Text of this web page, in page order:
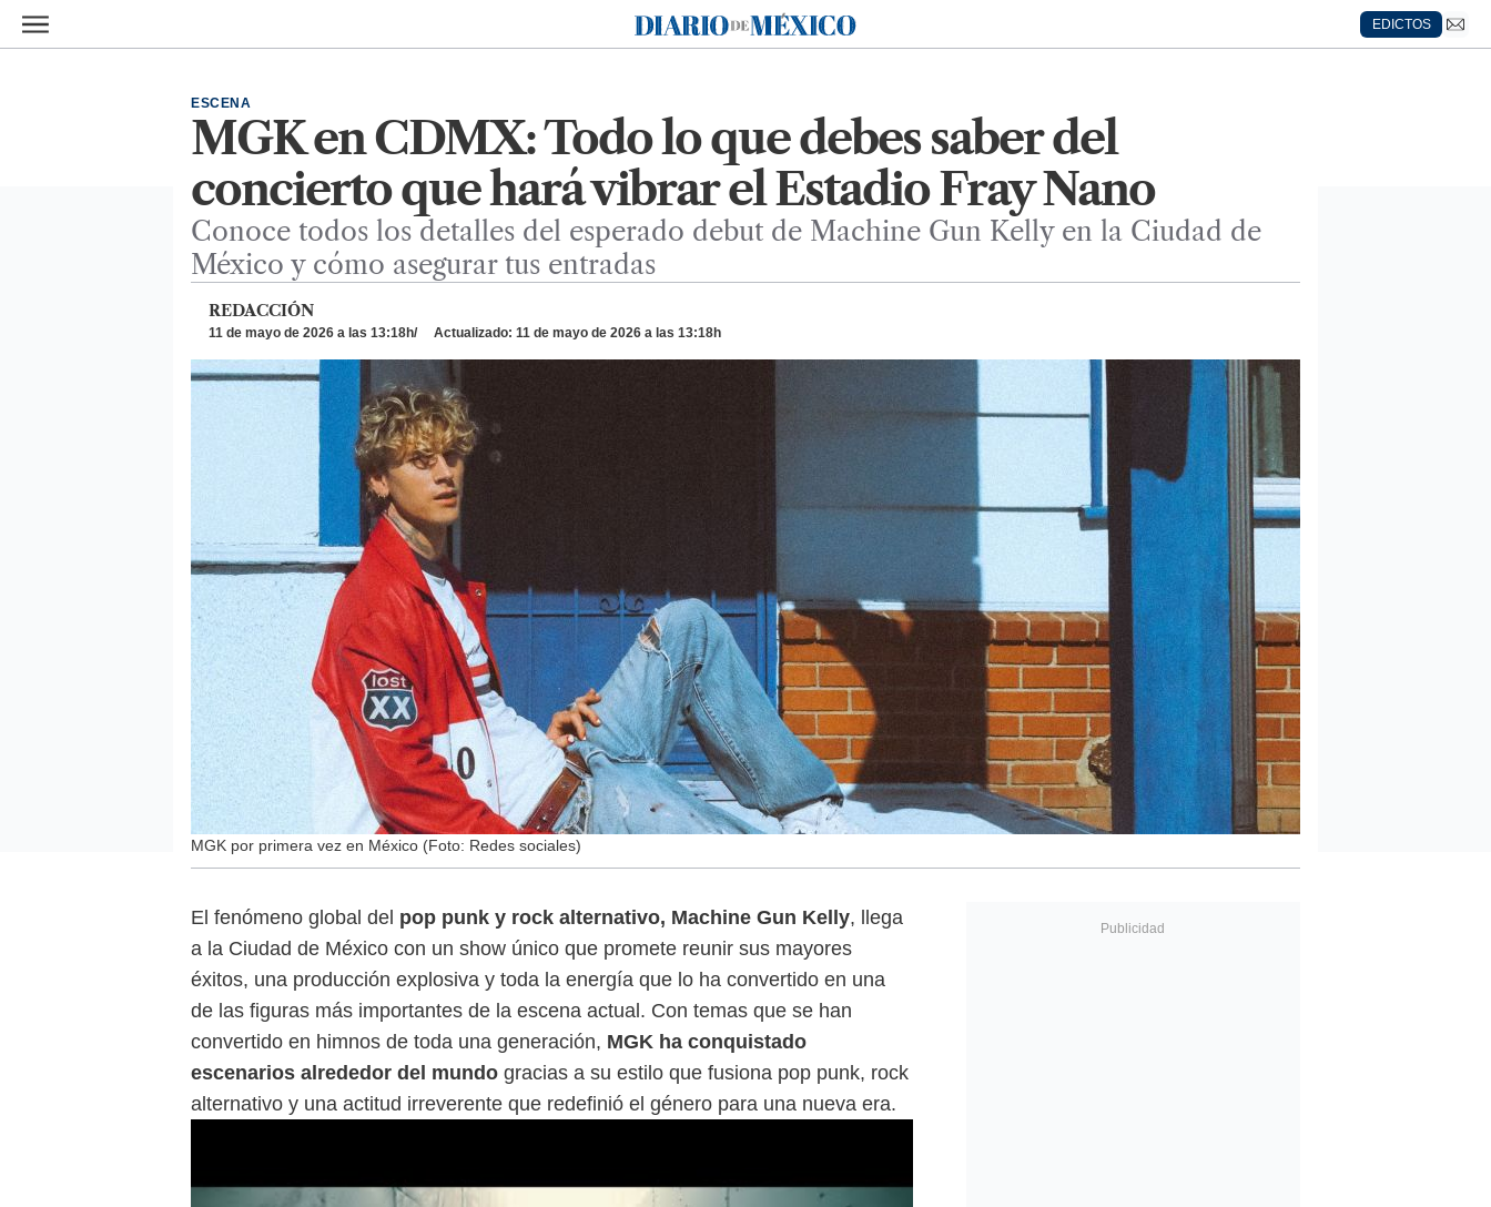
Ir al contenido principal
Diario de México
EDICTOS
MGK en CDMX: Todo lo que debes saber del
concierto que hará vibrar el Estadio Fray Nano
ESCENA
Conoce todos los detalles del esperado debut de Machine Gun Kelly en la Ciudad de
México y cómo asegurar tus entradas
REDACCIÓN
11 de mayo de 2026 a las 13:18h Actualizado: 11 de mayo de 2026 a las 13:18h
MGK por primera vez en México (Foto: Redes sociales)
El fenómeno global del pop punk y rock alternativo, Machine Gun Kelly, llega
a la Ciudad de México con un show único que promete reunir sus mayores
éxitos, una producción explosiva y toda la energía que lo ha convertido en una
de las figuras más importantes de la escena actual. Con temas que se han
convertido en himnos de toda una generación, MGK ha conquistado
escenarios alrededor del mundo gracias a su estilo que fusiona pop punk, rock
alternativo y una actitud irreverente que redefinió el género para una nueva era.